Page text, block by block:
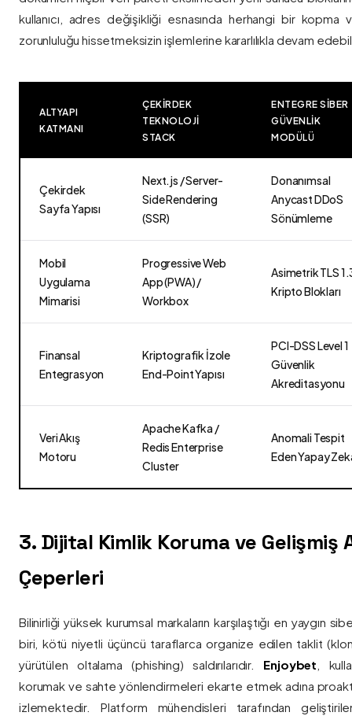
kullanıcı, adres değişikliği esnasında herhangi bir
zorunluluğu hissetmeksizin işlemlerine kararlılıkla devam
ALTYAPI
KATMANI
ÇEKIRDEK
TEKNOLOJI
STACK
ENTEGRE SIBER
GÜVENLIK
MODÜLÜ
Çekirdek
Sayfa Yapısı
Next.js / Server-
Side Rendering
(SSR)
Donanımsal
Anycast DDoS
Sönümleme
Mobil
Uygulama
Mimarisi
Progressive Web
App (PWA) /
Workbox
Asimetrik TLS
Kripto Blokları
Finansal
Entegrasyon
Kriptografik İzole
End-Point Yapısı
PCI-DSS Level 1
Güvenlik
Akreditasyonu
Veri Akış
Motoru
Apache Kafka /
Redis Enterprise
Cluster
Anomali Tespit
Eden Yapay
3. Dijital Kimlik Koruma ve Gelişmiş
Çeperleri
Bilinirliği yüksek kurumsal markaların karşılaştığı en yaygın
biri, kötü niyetli üçüncü taraflarca organize edilen taklit
yürütülen oltalama (phishing) saldırılarıdır. Enjoybet ,
korumak ve sahte yönlendirmeleri ekarte etmek adına
izlemektedir. Platform mühendisleri tarafından